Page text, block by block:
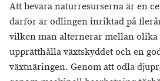
Att bevara naturresurserna är en
därför är odlingen inriktad på
vilken man alternerar mellan olika
upprätthålla växtskyddet och en
växtnäringen. Genom att odla